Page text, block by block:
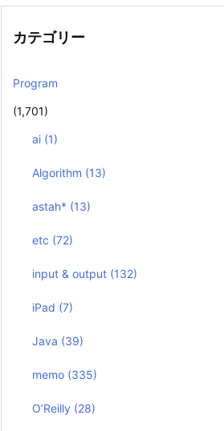
カテゴリー
Program
(1,701)
ai (1)
Algorithm (13)
astah* (13)
etc (72)
input & output (132)
iPad (7)
Java (39)
memo (335)
O’Reilly (28)